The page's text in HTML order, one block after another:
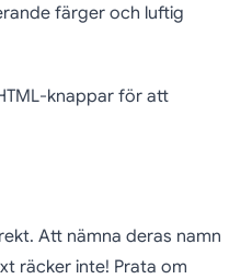
färger och luftig
knappar för att
Att nämna deras namn
räcker inte! Prata om